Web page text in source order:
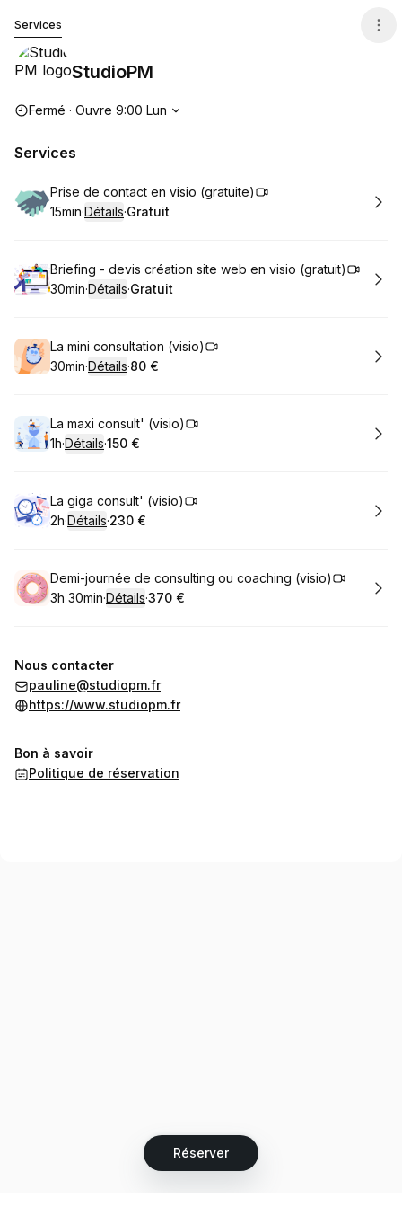
Réserver
Services
StudioPM
Heures d'ouverture
Fermé · Ouvre 9:00 Lun
Services
Réserver
Prise de contact en visio (gratuite)
.Durée de l'appel
15min·Détails·
.Prix:
Gratuit
Réserver
Briefing - devis création site web en visio (gratuit)
.Durée de l'appel:
30min·Détails·
.Prix:
Gratuit
Réserver
La mini consultation (visio)
.Durée de l'appel
30min·Détails·
.Prix
80 €
Réserver
La maxi consult' (visio)
.Durée de l'appel
1h·Détails·
.Prix
150 €
Réserver
La giga consult' (visio)
.Durée de l'appel
2h·Détails·
.Prix:
230 €
Réserver
Demi-journée de consulting ou coaching (visio)
.Durée de l'appel:
3h 30min·Détails·
.Prix:
370 €
Nous contacter
pauline@studiopm.fr
https://www.studiopm.fr
Bon à savoir
Politique de réservation